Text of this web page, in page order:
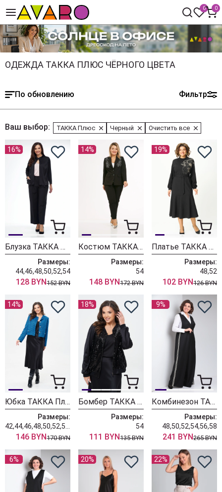
0 0
ОДЕЖДА ТАККА ПЛЮС ЧЁРНОГО ЦВЕТА
По обновлению Фильтр
Ваш выбор: ТАККА Плюс Черный Очистить все
16%
Блузка ТАККА Плюс 25-261 черный
Размеры:
44,46,48,50,52,54
128 BYN152 BYN
14%
Костюм ТАККА Плюс 25-258
Размеры:
54
148 BYN172 BYN
19%
Платье ТАККА Плюс 25-255
Размеры:
48,52
102 BYN126 BYN
14%
Юбка ТАККА Плюс 24-236/3 черный
Размеры:
146 BYN170 BYN
18%
Бомбер ТАККА Плюс 24-243
Размеры:
54
111 BYN135 BYN
9%
Комбинезон ТАККА Плюс 24-220
Размеры:
48,50,52,54,56,58
241 BYN265 BYN
6% 20% 22%